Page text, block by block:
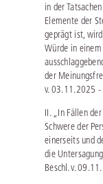
in der
Elemente der
geprägt ist,
Würde in
der
v. 03.11.2025
II. „In Fällen
Schwere der
einerseits und
die
Beschl. v.